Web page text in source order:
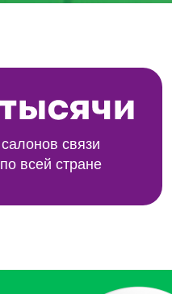
салонов связи
по всей стране